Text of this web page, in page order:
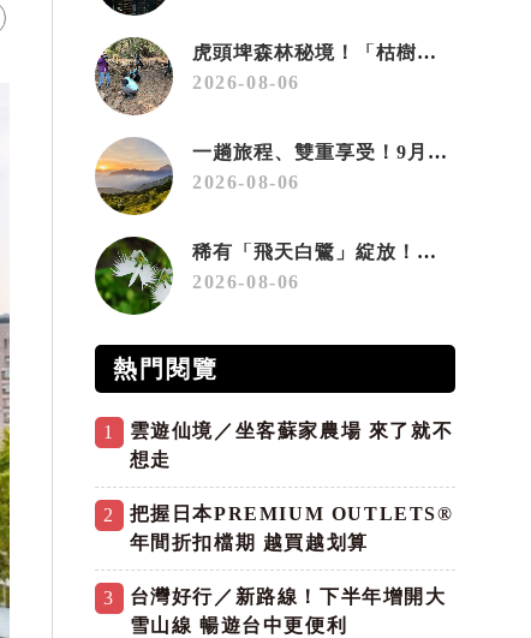
虎頭埤森林秘境！「枯樹籬步道」生態復育有成 走進大自然生命教室
2026-08-06
一趟旅程、雙重享受！9月住宿合歡山 順遊奧萬大10元優惠入園
2026-08-06
稀有「飛天白鷺」綻放！神戶六甲高山植物園「鷺草」珍貴現身
2026-08-06
熱門閱覽
1
雲遊仙境／坐客蘇家農場 來了就不
想走
2
把握日本PREMIUM OUTLETS®
年間折扣檔期 越買越划算
3
台灣好行／新路線！下半年增開大
雪山線 暢遊台中更便利